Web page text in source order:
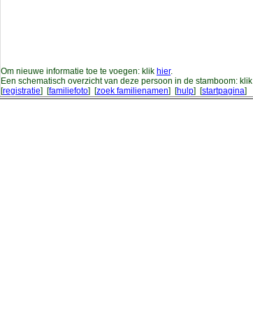
Om nieuwe informatie toe te voegen: klik hier.
Een schematisch overzicht van deze persoon in de stamboom: klik
[registratie] [familiefoto] [zoek familienamen] [hulp] [startpagina]